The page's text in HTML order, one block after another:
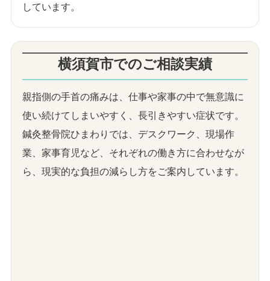
しています。
横須賀市でのご相談実績
親指側の手首の痛みは、仕事や家事の中で無意識に
使い続けてしまいやすく、長引きやすい症状です。
鍼灸整骨院ひまわりでは、デスクワーク、現場作
業、家事育児など、それぞれの働き方に合わせなが
ら、現実的な負担の減らし方をご案内しています。